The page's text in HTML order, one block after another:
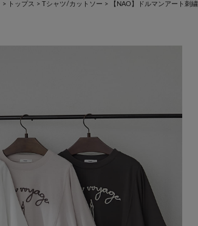
> トップス > Tシャツ/カットソー > 【NAO】ドルマンアート刺